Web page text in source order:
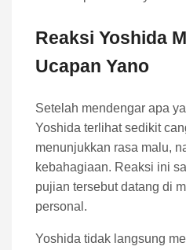
Reaksi Yoshida
Ucapan Yano
Setelah mendengar apa
Yoshida terlihat sedikit
menunjukkan rasa malu,
kebahagiaan. Reaksi ini
pujian tersebut datang di
personal.
Yoshida tidak langsung